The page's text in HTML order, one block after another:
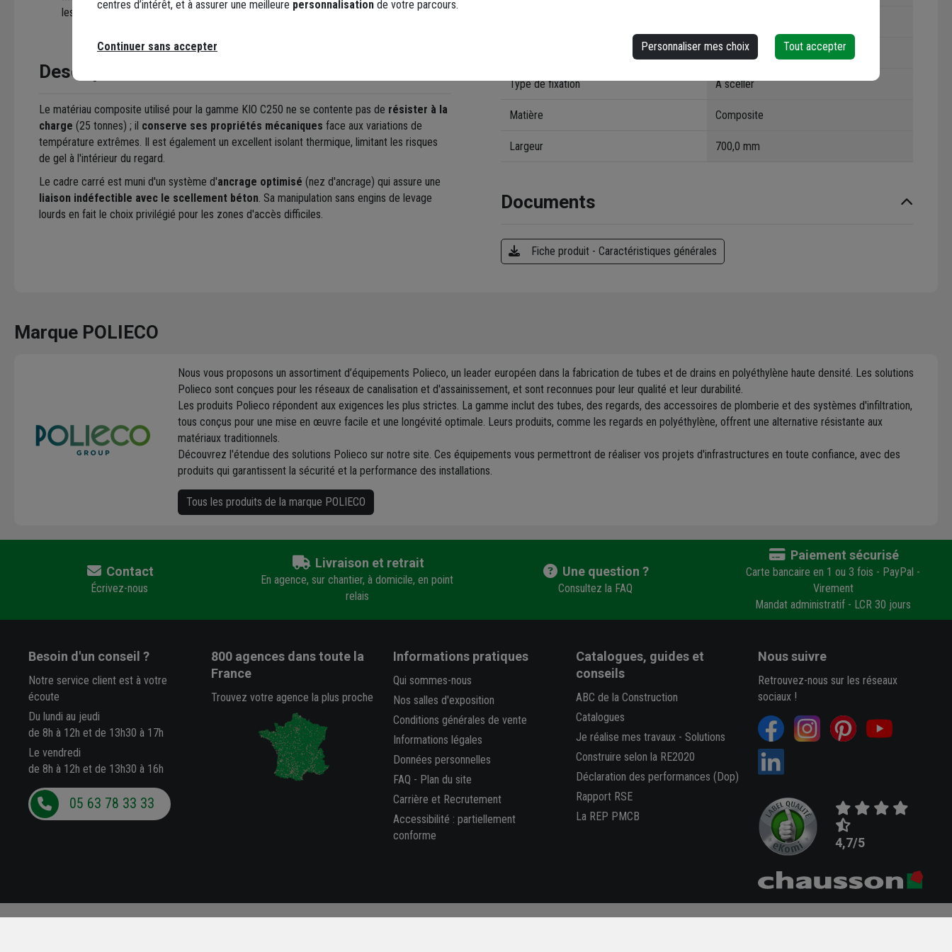
les ondes radio, ce qui est parfait pour les réseaux de télécommunications intelligents.
Description
Le matériau composite utilisé pour la gamme KIO C250 ne se contente pas de résister à la
charge (25 tonnes) ; il conserve ses propriétés mécaniques face aux variations de
température extrêmes. Il est également un excellent isolant thermique, limitant les risques
de gel à l'intérieur du regard.
Le cadre carré est muni d'un système d'ancrage optimisé (nez d'ancrage) qui assure une
liaison indéfectible avec le scellement béton . Sa manipulation sans engins de levage
lourds en fait le choix privilégié pour les zones d'accès difficiles.
KIO 700 C250
Type de fixation À sceller
Matière Composite
Largeur 700,0 mm
Documents
Fiche produit - Caractéristiques générales
Marque POLIECO
Nous vous proposons un assortiment d’équipements Polieco, un leader européen dans la fabrication de tubes et de drains en polyéthylène haute densité. Les solutions
Polieco sont conçues pour les réseaux de canalisation et d'assainissement, et sont reconnues pour leur qualité et leur durabilité.
Les produits Polieco répondent aux exigences les plus strictes. La gamme inclut des tubes, des regards, des accessoires de plomberie et des systèmes d'infiltration,
tous conçus pour une mise en œuvre facile et une longévité optimale. Leurs produits, comme les regards en polyéthylène, offrent une alternative résistante aux
matériaux traditionnels.
Découvrez l'étendue des solutions Polieco sur notre site. Ces équipements vous permettront de réaliser vos projets d'infrastructures en toute confiance, avec des
produits qui garantissent la sécurité et la performance des installations.
Tous les produits de la marque POLIECO
Contact
Écrivez-nous
Livraison et retrait
En agence, sur chantier, à domicile, en point
relais
Une question ?
Consultez la FAQ
Paiement sécurisé
Carte bancaire en 1 ou 3 fois - PayPal -
Virement
Mandat administratif - LCR 30 jours
Besoin d'un conseil ?
Notre service client est à votre
écoute
Du lundi au jeudi
de 8h à 12h et de 13h30 à 17h
Le vendredi
de 8h à 12h et de 13h30 à 16h
05 63 78 33 33
800 agencesdans toute la
France
Trouvez votre agence la plus proche
Informations pratiques
Qui sommes-nous
Nos salles d'exposition
Conditions générales de vente
Informations légales
Données personnelles
FAQ - Plan du site
Carrière et Recrutement
Accessibilité : partiellement
conforme
Catalogues, guides et
conseils
ABC de la Construction
Catalogues
Je réalise mes travaux- Solutions
Construire selon la RE2020
Déclaration des performances (Dop)
Rapport RSE
La REP PMCB
Nous suivre
Retrouvez-nous sur les réseaux
sociaux !
4,7/5
centres d’intérêt, et à assurer une meilleure personnalisation de votre parcours.
Personnaliser mes choix Tout accepter
Continuer sans accepter